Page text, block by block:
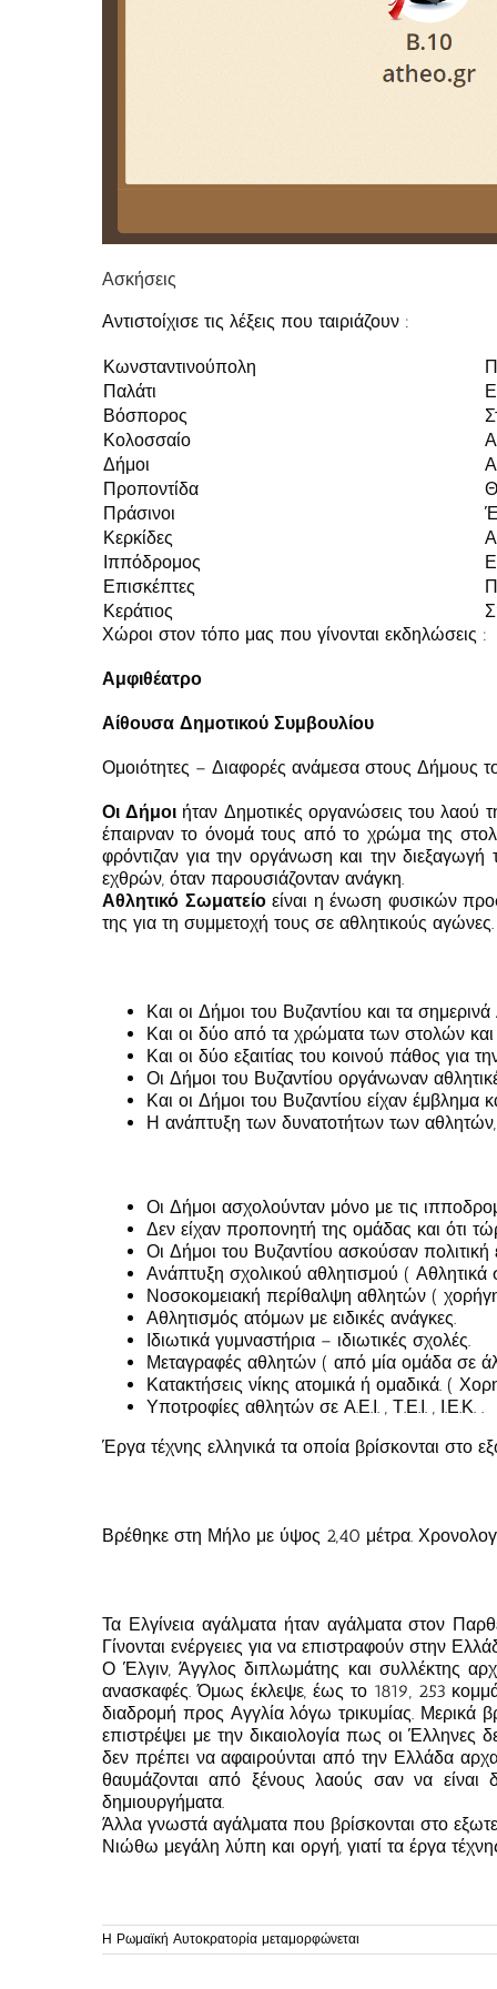
Ασκήσεις
Αντιστοίχισε τις λέξεις που ταιριάζουν :
Κωνσταντινούπολη
Παλάτι
Βόσπορος
Κολοσσαίο
Δήμοι
Προποντίδα
Πράσινοι
Κερκίδες
Ιππόδρομος
Επισκέπτες
Κεράτιος
Χώροι στον τόπο μας που γίνονται εκδηλώσεις :
Αμφιθέατρο
Αίθουσα Δημοτικού Συμβουλίου
Ομοιότητες – Διαφορές ανάμεσα στους Δήμους
Οι Δήμοι ήταν Δημοτικές οργανώσεις του λαού
έπαιρναν το όνομά τους από το χρώμα της
φρόντιζαν για την οργάνωση και την
εχθρών, όταν παρουσιάζονταν ανάγκη.
Αθλητικό Σωματείοείναι η ένωση φυσικών
της για τη συμμετοχή τους σε αθλητικούς
Και οι Δήμοι του Βυζαντίου και τα
Και οι δύο από τα χρώματα των στολών
Και οι δύο εξαιτίας του κοινού πάθος για
Οι Δήμοι του Βυζαντίου οργάνωναν
Και οι Δήμοι του Βυζαντίου είχαν έμβλημα
Η ανάπτυξη των δυνατοτήτων των
Οι Δήμοι ασχολούνταν μόνο με τις
Δεν είχαν προπονητή της ομάδας και ότι
Οι Δήμοι του Βυζαντίου ασκούσαν
Ανάπτυξη σχολικού αθλητισμού ( Αθλητικά
Νοσοκομειακή περίθαλψη αθλητών (
Αθλητισμός ατόμων με ειδικές ανάγκες.
Ιδιωτικά γυμναστήρια – ιδιωτικές σχολές.
Μεταγραφές αθλητών ( από μία ομάδα σε
Κατακτήσεις νίκης ατομικά ή ομαδικά. (
Υποτροφίες αθλητών σε Α.Ε.Ι. , Τ.Ε.Ι. , Ι.Ε.Κ. .
Έργα τέχνης ελληνικά τα οποία βρίσκονται στο
Βρέθηκε στη Μήλο με ύψος 2,40 μέτρα.
Τα Ελγίνεια αγάλματα ήταν αγάλματα στον
Γίνονται ενέργειες για να επιστραφούν στην
Ο Έλγιν, Άγγλος διπλωμάτης και συλλέκτης
ανασκαφές. Όμως έκλεψε, έως το 1819, 253
διαδρομή προς Αγγλία λόγω τρικυμίας.
επιστρέψει με την δικαιολογία πως οι Έλληνες
δεν πρέπει να αφαιρούνται από την Ελλάδα
θαυμάζονται από ξένους λαούς σαν να
δημιουργήματα.
Άλλα γνωστά αγάλματα που βρίσκονται στο
Νιώθω μεγάλη λύπη και οργή, γιατί τα έργα
Η Ρωμαϊκή Αυτοκρατορία μεταμορφώνεται